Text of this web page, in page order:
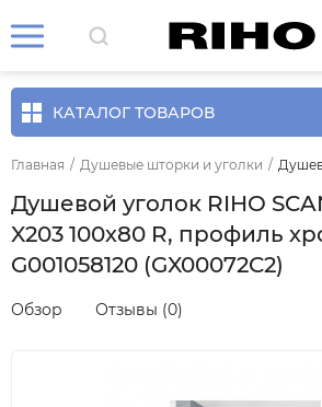
КАТАЛОГ ТОВАРОВ
Главная / Душевые шторки и уголки /
Душевой уголок RIHO
X203 100х80 R, профиль
G001058120 (GX00072C2)
Обзор Отзывы (0)